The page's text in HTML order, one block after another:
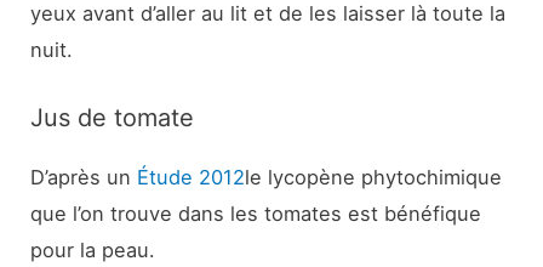
yeux avant d’aller au lit et de les laisser là toute la
nuit.
Jus de tomate
D’après un Étude 2012le lycopène phytochimique
que l’on trouve dans les tomates est bénéfique
pour la peau.